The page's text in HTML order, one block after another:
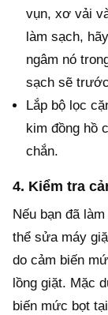
vụn, xơ vải
làm sạch,
ngâm nó
sạch sẽ
Lắp bộ lọc
kim đồng hồ
chắn.
4. Kiểm tra
Nếu bạn đã
thể sửa máy
do cảm biến
lồng giặt. Mặc
biến mức bọt